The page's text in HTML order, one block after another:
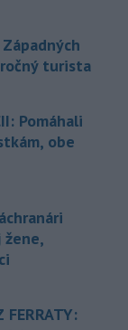
Západných
turista
Pomáhali
obe
FERRATY: